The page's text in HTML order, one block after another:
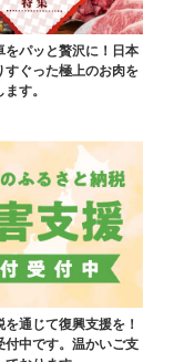
をパッと贅沢に！日本
すぐった極上のお肉を
す。
通じて復興支援を！
付中です。温かいご支